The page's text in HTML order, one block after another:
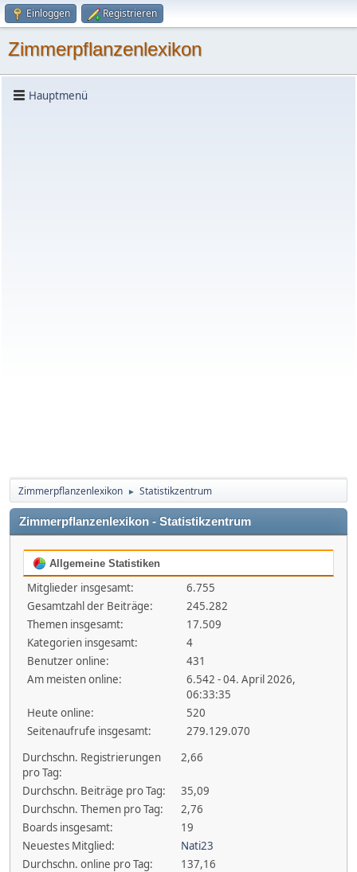
Einloggen Registrieren
Zimmerpflanzenlexikon
Hauptmenü
Zimmerpflanzenlexikon ► Statistikzentrum
Zimmerpflanzenlexikon - Statistikzentrum
Allgemeine Statistiken
Mitglieder insgesamt:
6.755
Gesamtzahl der Beiträge:
245.282
Themen insgesamt:
17.509
Kategorien insgesamt:
4
Benutzer online:
431
Am meisten online:
6.542 - 04. April 2026,
06:33:35
Heute online:
520
Seitenaufrufe insgesamt:
279.129.070
Durchschn. Registrierungen
pro Tag:
2,66
Durchschn. Beiträge pro Tag:
35,09
Durchschn. Themen pro Tag:
2,76
Boards insgesamt:
19
Neuestes Mitglied:
Nati23
Durchschn. online pro Tag:
137,16